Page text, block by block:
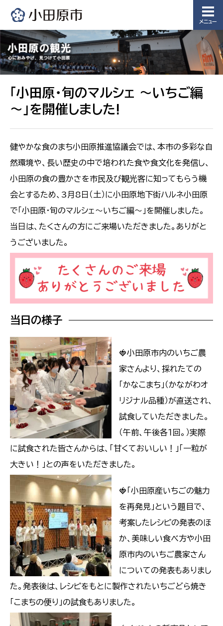
メニュー
「小田原・旬のマルシェ ～いちご編
～」を開催しました!
健やかな食のまち小田原推進協議会では、本市の多彩な自
然環境や、長い歴史の中で培われた食や食文化を発信し、
小田原の食の豊かさを市民及び観光客に知ってもらう機
会とするため、3月8日（土）に小田原地下街ハルネ小田原
で「小田原・旬のマルシェ～いちご編～」を開催しました。
当日は、たくさんの方にご来場いただきました。ありがと
うございました。
当日の様子
🍓小田原市内のいちご農
家さんより、採れたての
「かなこまち」（かながわオ
リジナル品種）が直送され、
試食していただきました。
（午前、午後各１回。）実際
に試食された皆さんからは、「甘くておいしい！」「一粒が
大きい！」との声をいただきました。
🍓「小田原産いちごの魅力
を再発見」という題目で、
考案したレシピの発表のほ
か、美味しい食べ方や小田
原市内のいちご農家さん
についての発表もありまし
た。発表後は、レシピをもとに製作されたいちごどら焼き
「こまちの便り」の試食もありました。